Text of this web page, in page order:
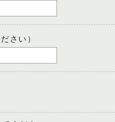
さい）